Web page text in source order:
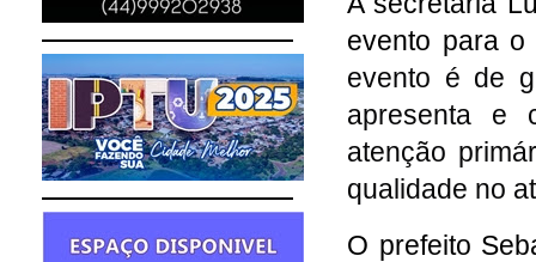
evento para
evento é de
apresenta e
atenção
qualidade no
O prefeito